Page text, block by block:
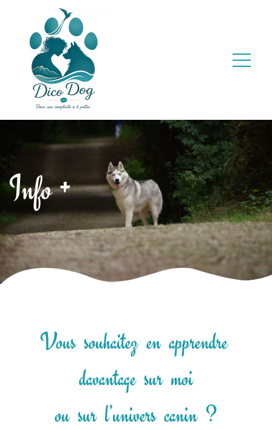
Info +
Vous souhaitez en apprendre
davantage sur moi
ou sur l’univers canin ?